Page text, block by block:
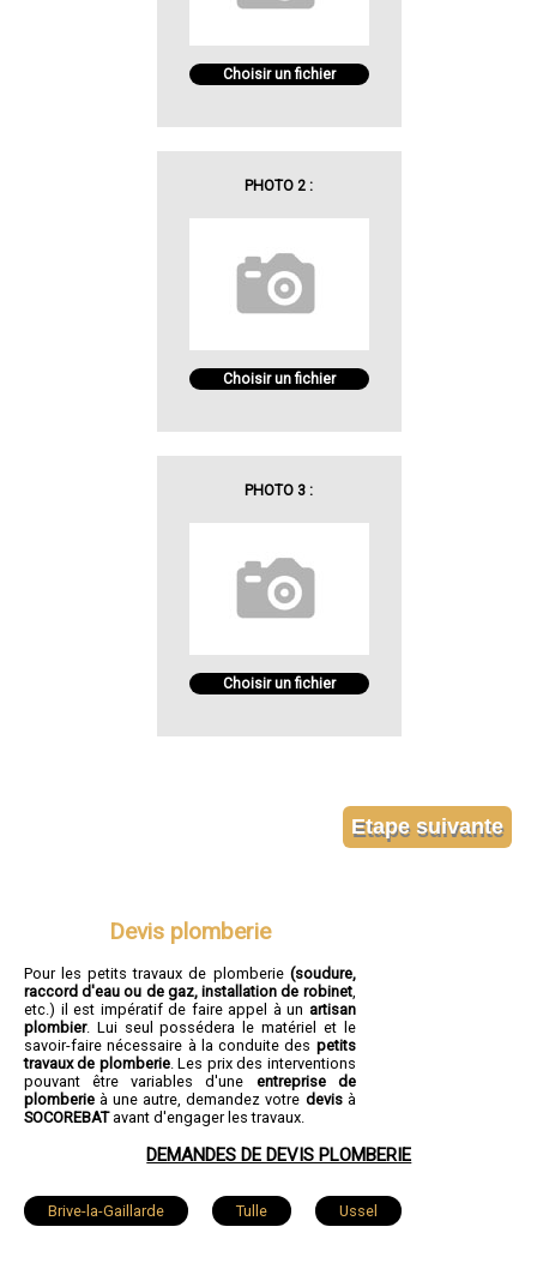
Choisir un fichier
PHOTO 2 :
Choisir un fichier
PHOTO 3 :
Choisir un fichier
Devis plomberie
Pour les petits travaux de plomberie (soudure,
raccord d'eau ou de gaz, installation de robinet,
etc.) il est impératif de faire appel à un artisan
plombier. Lui seul possédera le matériel et le
savoir-faire nécessaire à la conduite des petits
travaux de plomberie. Les prix des interventions
pouvant être variables d'une entreprise de
plomberie à une autre, demandez votre devisà
SOCOREBATavant d'engager les travaux.
DEMANDES DE DEVIS PLOMBERIE
Brive-la-Gaillarde Tulle Ussel